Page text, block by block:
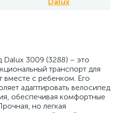
Dalux 3009 (3288) – это
транспорт для
вместе с ребенком. Его
адаптировать велосипед
обеспечивая комфортные
но легкая